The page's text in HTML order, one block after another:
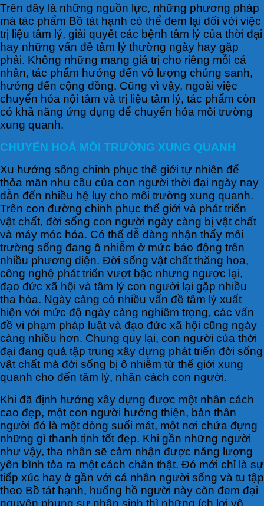
Trên đây là những nguồn lực, những phương pháp
mà tác phẩm Bồ tát hạnh có thể đem lại đối với việc
trị liệu tâm lý, giải quyết các bệnh tâm lý của thời đại
hay những vấn đề tâm lý thường ngày hay gặp
phải. Không những mang giá trị cho riêng mỗi cá
nhân, tác phẩm hướng đến vô lượng chúng sanh,
hướng đến cộng đồng. Cũng vì vậy, ngoài việc
chuyển hóa nội tâm và trị liệu tâm lý, tác phẩm còn
có khả năng ứng dụng để chuyển hóa môi trường
xung quanh.
CHUYỂN HOÁ MÔI TRƯỜNG XUNG QUANH
Xu hướng sống chinh phục thế giới tự nhiên để
thỏa mãn nhu cầu của con người thời đại ngày nay
dẫn đến nhiều hệ lụy cho môi trường xung quanh.
Trên con đường chinh phục thế giới và phát triển
vật chất, đời sống con người ngày càng bị vật chất
và máy móc hóa. Có thể dễ dàng nhận thấy môi
trường sống đang ô nhiễm ở mức báo động trên
nhiều phương diện. Đời sống vật chất thăng hoa,
công nghệ phát triển vượt bậc nhưng ngược lại,
đạo đức xã hội và tâm lý con người lại gặp nhiều
tha hóa. Ngày càng có nhiều vấn đề tâm lý xuất
hiện với mức độ ngày càng nghiêm trọng, các vấn
đề vi phạm pháp luật và đạo đức xã hội cũng ngày
càng nhiều hơn. Chung quy lại, con người của thời
đại đang quá tập trung xây dựng phát triển đời sống
vật chất mà đời sống bị ô nhiễm từ thế giới xung
quanh cho đến tâm lý, nhân cách con người.
Khi đã định hướng xây dựng được một nhân cách
cao đẹp, một con người hướng thiện, bản thân
người đó là một dòng suối mát, một nơi chứa đựng
những gì thanh tịnh tốt đẹp. Khi gần những người
như vậy, tha nhân sẽ cảm nhận được năng lượng
yên bình tỏa ra một cách chân thật. Đó mới chỉ là sự
tiếp xúc hay ở gần với cá nhân người sống và tu tập
theo Bồ tát hạnh, huống hồ người này còn đem đại
nguyện phụng sự nhân sinh thì những ích lợi vô